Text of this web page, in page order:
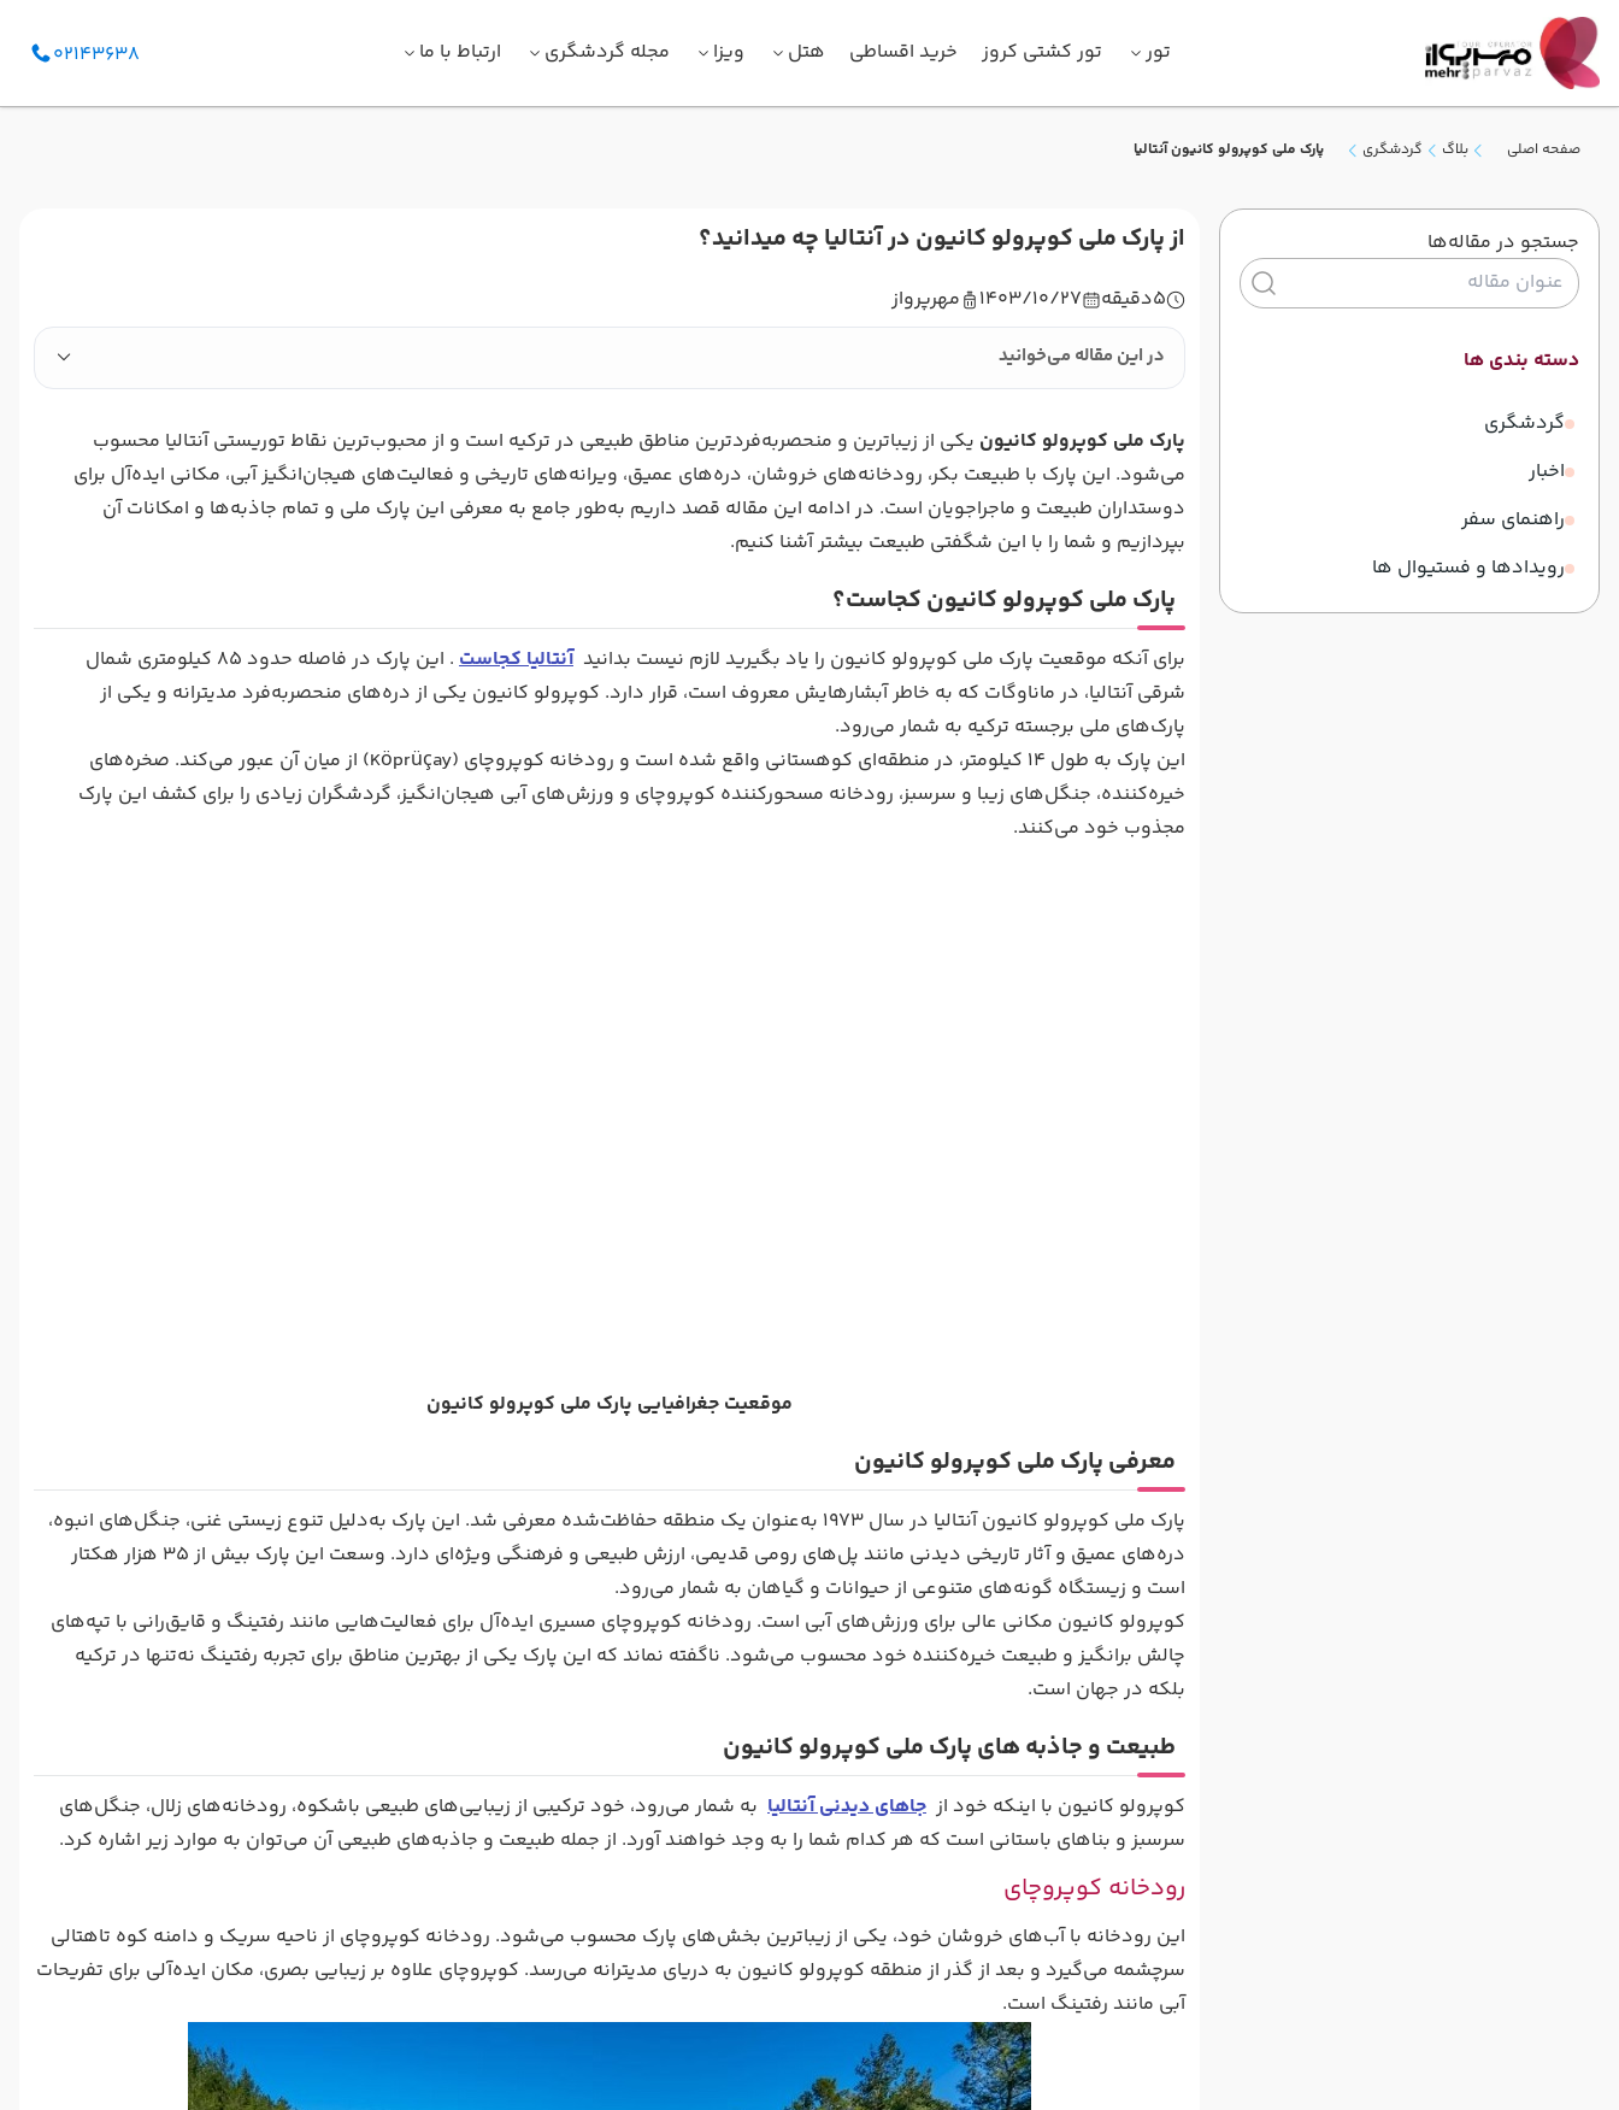
تور تور کشتی کروز خرید اقساطی هتل ویزا مجله گردشگری ارتباط با ما 02143638
صفحه اصلی بلاگ گردشگری پارک ملی کوپرولو کانیون آنتالیا
جستجو در مقاله‌ها
دسته بندی ها
گردشگری
اخبار
راهنمای سفر
رویدادها و فستیوال ها
از پارک ملی کوپرولو کانیون در آنتالیا چه میدانید؟
5دقیقه 1403/10/27 مهرپرواز
در این مقاله می‌خوانید
پارک ملی کوپرولو کانیون یکی از زیباترین و منحصربه‌فردترین مناطق طبیعی در ترکیه است و از محبوب‌ترین نقاط توریستی آنتالیا محسوب
می‌شود. این پارک با طبیعت بکر، رودخانه‌های خروشان، دره‌های عمیق، ویرانه‌های تاریخی و فعالیت‌های هیجان‌انگیز آبی، مکانی ایده‌آل برای
دوستداران طبیعت و ماجراجویان است. در ادامه این مقاله قصد داریم به‌طور جامع به معرفی این پارک ملی و تمام جاذبه‌ها و امکانات آن
بپردازیم و شما را با این شگفتی طبیعت بیشتر آشنا کنیم.
پارک ملی کوپرولو کانیون کجاست؟
برای آنکه موقعیت پارک ملی کوپرولو کانیون را یاد بگیرید لازم نیست بدانید آنتالیا کجاست
. این پارک در فاصله حدود 85 کیلومتری شمال
شرقی آنتالیا، در ماناوگات که به خاطر آبشارهایش معروف است، قرار دارد. کوپرولو کانیون یکی از دره‌های منحصربه‌فرد مدیترانه و یکی از
پارک‌های ملی برجسته ترکیه به شمار می‌رود.
این پارک به طول 14 کیلومتر، در منطقه‌ای کوهستانی واقع شده است و رودخانه کوپروچای (Köprüçay) از میان آن عبور می‌کند. صخره‌های
خیره‌کننده، جنگل‌های‌ زیبا و سرسبز، رودخانه مسحورکننده کوپروچای و ورزش‌های آبی هیجان‌انگیز، گردشگران زیادی را برای کشف این پارک
مجذوب خود می‌کنند.
موقعیت جغرافیایی پارک ملی کوپرولو کانیون
معرفی پارک ملی کوپرولو کانیون
پارک ملی کوپرولو کانیون آنتالیا در سال 1973 به‌عنوان یک منطقه حفاظت‌شده معرفی شد. این پارک به‌دلیل تنوع زیستی غنی، جنگل‌های انبوه،
دره‌های عمیق و آثار تاریخی دیدنی مانند پل‌های رومی قدیمی، ارزش طبیعی و فرهنگی ویژه‌ای دارد. وسعت این پارک بیش از 35 هزار هکتار
است و زیستگاه گونه‌های متنوعی از حیوانات و گیاهان به شمار می‌رود.
کوپرولو کانیون مکانی عالی برای ورزش‌های آبی است. رودخانه کوپروچای مسیری ایده‌آل برای فعالیت‌هایی مانند رفتینگ و قایق‌رانی با تپه‌های
چالش برانگیز و طبیعت خیره‌کننده خود محسوب می‌شود. ناگفته نماند که این پارک یکی از بهترین مناطق برای تجربه رفتینگ نه‌تنها در ترکیه
بلکه در جهان است.
طبیعت و جاذبه های پارک ملی کوپرولو کانیون
کوپرولو کانیون با اینکه خود از جاهای دیدنی آنتالیا به شمار می‌رود، خود ترکیبی از زیبایی‌های طبیعی باشکوه، رودخانه‌های زلال، جنگل‌های
سرسبز و بناهای باستانی است که هر کدام شما را به وجد خواهند آورد. از جمله طبیعت و جاذبه‌های طبیعی آن می‌توان به موارد زیر اشاره کرد.
رودخانه کوپروچای
این رودخانه با آب‌های خروشان خود، یکی از زیباترین بخش‌های پارک محسوب می‌شود. رودخانه کوپروچای از ناحیه سریک و دامنه کوه تاهتالی
سرچشمه می‌گیرد و بعد از گذر از منطقه کوپرولو کانیون به دریای مدیترانه می‌رسد. کوپروچای علاوه بر زیبایی بصری، مکان ایده‌آلی برای تفریحات
آبی مانند رفتینگ است.